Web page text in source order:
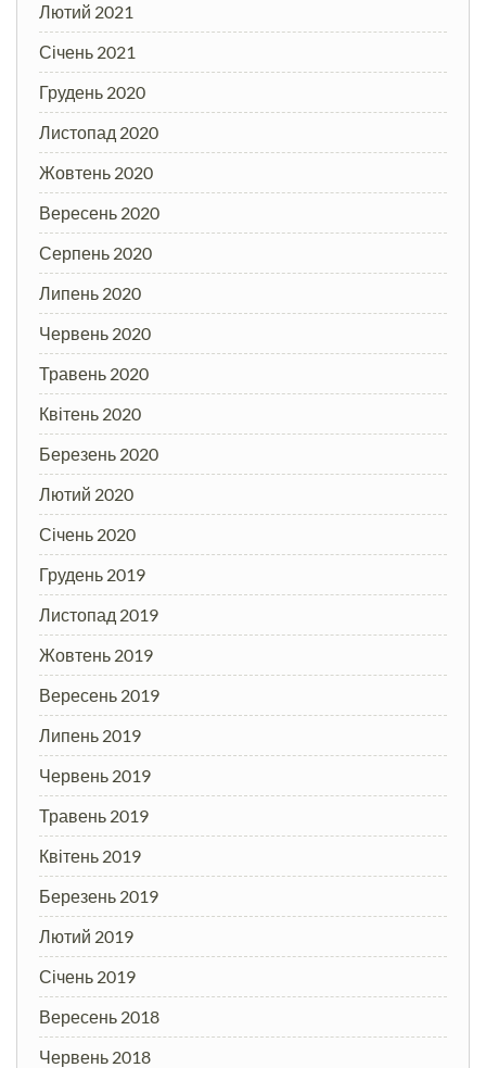
Лютий 2021
Січень 2021
Грудень 2020
Листопад 2020
Жовтень 2020
Вересень 2020
Серпень 2020
Липень 2020
Червень 2020
Травень 2020
Квітень 2020
Березень 2020
Лютий 2020
Січень 2020
Грудень 2019
Листопад 2019
Жовтень 2019
Вересень 2019
Липень 2019
Червень 2019
Травень 2019
Квітень 2019
Березень 2019
Лютий 2019
Січень 2019
Вересень 2018
Червень 2018